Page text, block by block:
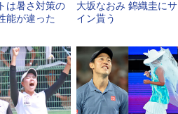
は暑さ対策の
能が違った
大坂なおみ 錦織圭にサ
イン貰う